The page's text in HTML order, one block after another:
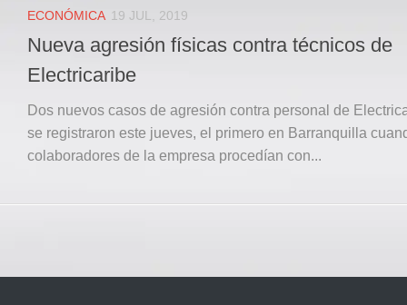
ECONÓMICA 19 JUL, 2019
Nueva agresión físicas contra técnicos de
Electricaribe
Dos nuevos casos de agresión contra personal de
se registraron este jueves, el primero en Barranquilla
colaboradores de la empresa procedían con...